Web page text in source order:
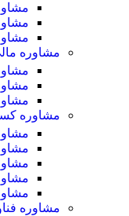
مشاوره
مشاوره
مشاوره